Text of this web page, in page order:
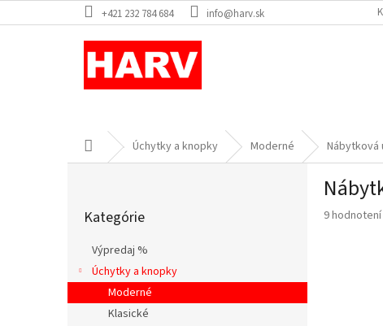
na
+421 232 784 684 info@harv.sk
DomovÚchytky a knopky Moderné Nábytková
a
kategórie
Kategórie
Výpredaj %
Úchytky a knopky
Moderné
Klasické
Priemerné
9 hodnotení